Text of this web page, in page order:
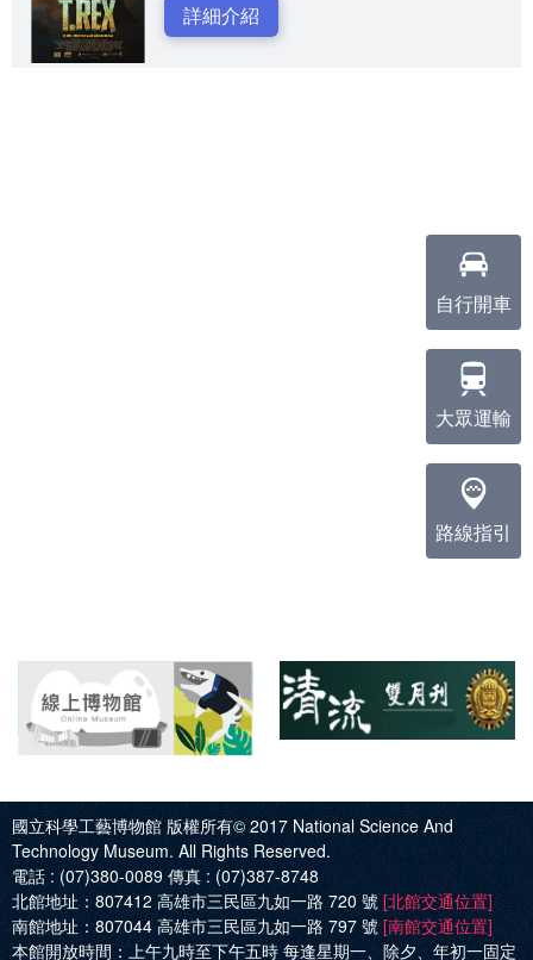
詳細介紹
自行開車
大眾運輸
路線指引
國立科學工藝博物館 版權所有© 2017 National Science And
Technology Museum. All Rights Reserved.
電話 : (07)380-0089 傳真 : (07)387-8748
北館地址： 807412 高雄市三民區九如一路 720 號 [北館交通位置]
南館地址： 807044 高雄市三民區九如一路 797 號 [南館交通位置]
本館開放時間： 上午九時至下午五時 每逢星期一、除夕、年初一固定